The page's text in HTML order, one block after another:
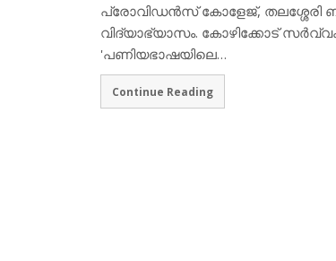
പ്രോവിഡന്‍സ് കോളേജ്, തലശ്ശേരി
വിദ്യാഭ്യാസം. കോഴിക്കോട്
'പണിയഭാഷയിലെ…
Continue Reading